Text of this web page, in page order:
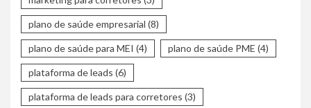
plano de saúde empresarial (8)
plano de saúde para MEI (4) plano de saúde PME (4)
plataforma de leads (6)
plataforma de leads para corretores (3)